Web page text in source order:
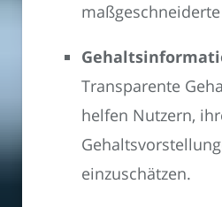
Transparente
helfen Nutzern,
einzuschätzen.